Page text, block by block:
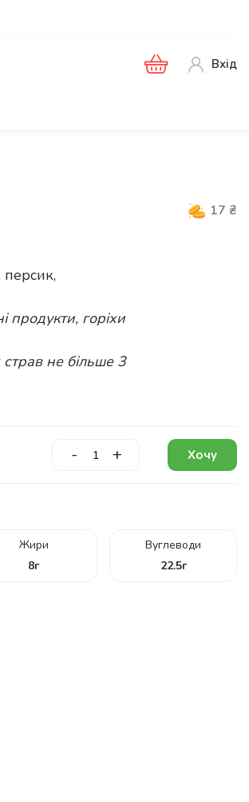
Вхід
17 ₴
продукти, горіхи
не більше 3
- + Хочу
Жири
8г
Вуглеводи
22.5г